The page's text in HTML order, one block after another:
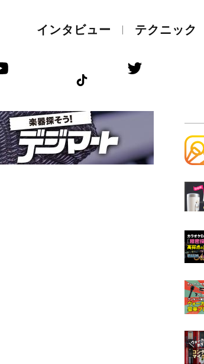
インタビュー テクニック